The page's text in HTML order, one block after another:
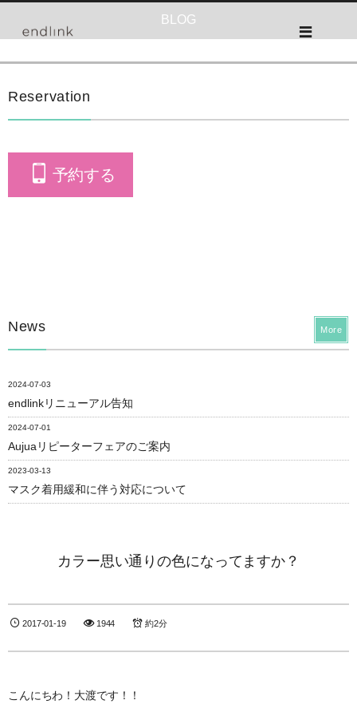
BLOG
Reservation
予約する
News
2024-07-03
endlinkリニューアル告知
2024-07-01
Aujuaリピーターフェアのご案内
2023-03-13
マスク着用緩和に伴う対応について
More
カラー思い通りの色になってますか？
2017-01-19 1944 約2分
こんにちわ！大渡です！！